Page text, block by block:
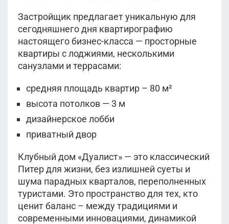
Застройщик предлагает уникальную для
сегодняшнего дня квартирографию
настоящего бизнес-класса — просторные
квартиры с лоджиями, несколькими
санузлами и террасами:
средняя площадь квартир – 80 м²
высота потолков — 3 м
дизайнерское лобби
приватный двор
Клубный дом «Дуалист» — это классический
Питер для жизни, без излишней суеты и
шума парадных кварталов, переполненных
туристами. Это пространство для тех, кто
ценит баланс – между традициями и
современными инновациями, динамикой